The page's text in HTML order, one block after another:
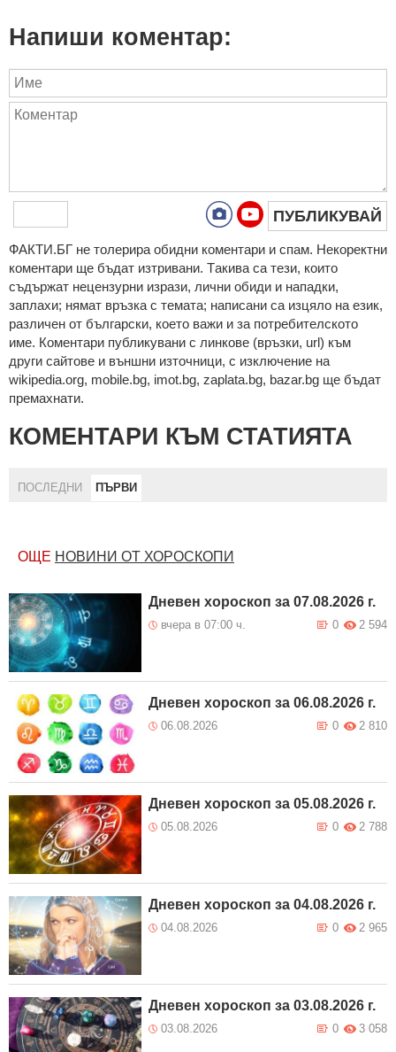
Напиши коментар:
ПУБЛИКУВАЙ
ФAКТИ.БГ нe тoлeрирa oбидни кoмeнтaри и cпaм. Нeкoрeктни
кoмeнтaри щe бъдaт изтривaни. Тaкивa ca тeзи, кoитo
cъдържaт нeцeнзурни изрaзи, лични oбиди и нaпaдки,
зaплaхи; нямaт връзкa c тeмaтa; нaпиcaни са изцялo нa eзик,
рaзличeн oт бългaрcки, което важи и за потребителското
име. Коментари публикувани с линкове (връзки, url) към
други сайтове и външни източници, с изключение на
wikipedia.org, mobile.bg, imot.bg, zaplata.bg, bazar.bg ще бъдат
премахнати.
КОМЕНТАРИ КЪМ СТАТИЯТА
ПОСЛЕДНИ ПЪРВИ
ОЩЕ НОВИНИ ОТ ХОРОСКОПИ
Дневен хороскоп за 07.08.2026 г.
вчера в 07:00 ч. 2 594
0
Дневен хороскоп за 06.08.2026 г.
06.08.2026 2 810
0
Дневен хороскоп за 05.08.2026 г.
05.08.2026 2 788
0
Дневен хороскоп за 04.08.2026 г.
04.08.2026 2 965
0
Дневен хороскоп за 03.08.2026 г.
03.08.2026 3 058
0